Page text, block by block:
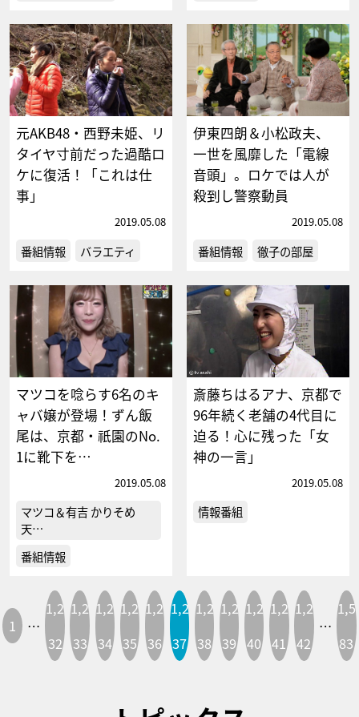
元AKB48・西野未姫、リ
タイヤ寸前だった過酷ロ
ケに復活！「これは仕
事」
2019.05.08
番組情報 バラエティ
伊東四朗＆小松政夫、
一世を風靡した「電線
音頭」。ロケでは人が
殺到し警察動員
2019.05.08
番組情報 徹子の部屋
マツコを唸らす6名のキ
ャバ嬢が登場！ずん飯
尾は、京都・祇園のNo.
1に靴下を…
2019.05.08
マツコ＆有吉 かりそめ
天…
番組情報
斎藤ちはるアナ、京都で
96年続く老舗の4代目に
迫る！心に残った「女
神の一言」
2019.05.08
情報番組
1 …
1,2
32
1,2
33
1,2
34
1,2
35
1,2
36
1,2
37
1,2
38
1,2
39
1,2
40
1,2
41
1,2
42
…
1,5
83